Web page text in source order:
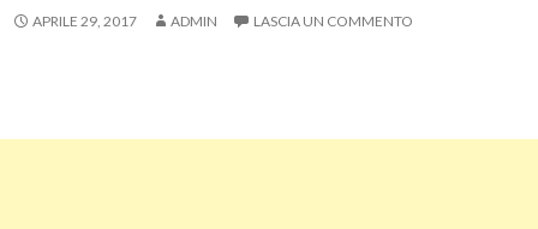
APRILE 29, 2017 ADMIN LASCIA UN COMMENTO